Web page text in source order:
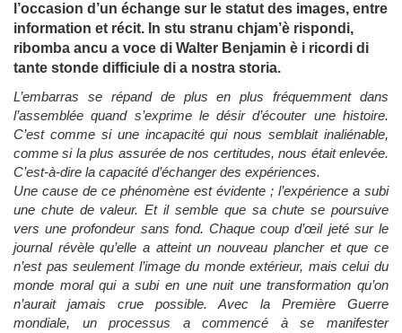
l’occasion d’un échange sur le statut des images, entre
information et récit. In stu stranu chjam’è rispondi,
ribomba ancu a voce di Walter Benjamin è i ricordi di
tante stonde difficiule di a nostra storia.
L’embarras se répand de plus en plus fréquemment dans
l’assemblée quand s’exprime le désir d’écouter une histoire.
C’est comme si une incapacité qui nous semblait inaliénable,
comme si la plus assurée de nos certitudes, nous était enlevée.
C’est-à-dire la capacité d’échanger des expériences.
Une cause de ce phénomène est évidente ; l’expérience a subi
une chute de valeur. Et il semble que sa chute se poursuive
vers une profondeur sans fond. Chaque coup d’œil jeté sur le
journal révèle qu’elle a atteint un nouveau plancher et que ce
n’est pas seulement l’image du monde extérieur, mais celui du
monde moral qui a subi en une nuit une transformation qu’on
n’aurait jamais crue possible. Avec la Première Guerre
mondiale, un processus a commencé à se manifester